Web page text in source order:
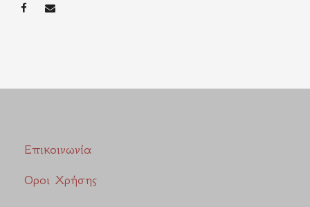
Επικοινωνία
Οροι Χρήσης